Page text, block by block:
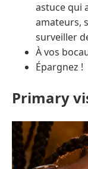
astuce qui
amateurs,
surveiller
À vos
Épargnez !
Primary